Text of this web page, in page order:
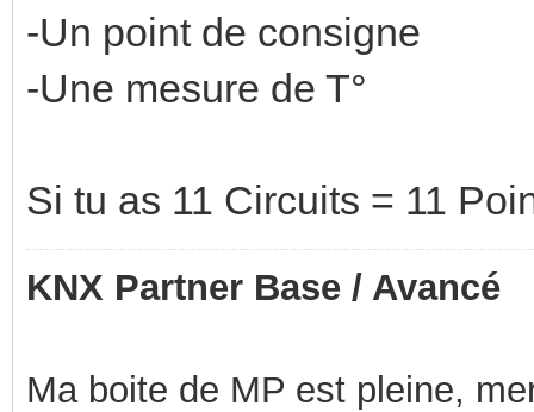
-Un point de consigne
-Une mesure de T°
Si tu as 11 Circuits = 11
KNX Partner Base / Avancé
Ma boite de MP est pleine,